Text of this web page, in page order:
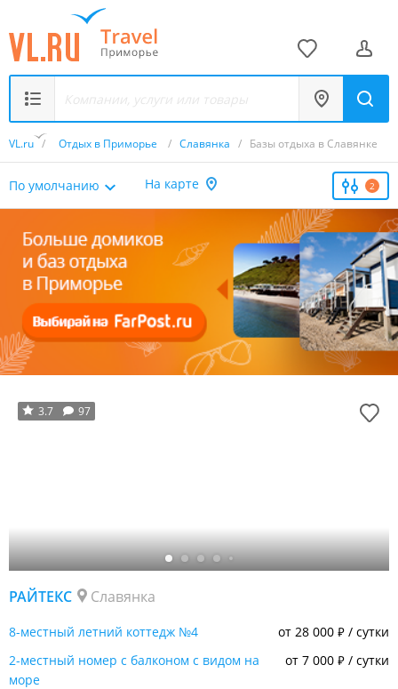
VL.ru / Отдых в Приморье / Славянка / Базы отдыха в Славянке
По умолчанию На карте 2
3.7 97
РАЙТЕКС Славянка
8-местный летний коттедж №4 от 28 000 ₽ / сутки
2-местный номер с балконом с видом на
море
от 7 000 ₽ / сутки